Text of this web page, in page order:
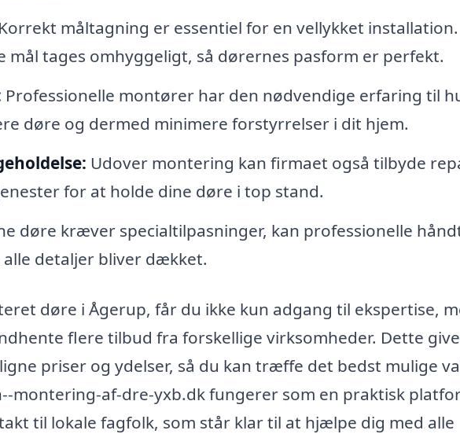
Korrekt måltagning er essentiel for en vellykket installation.
mål tages omhyggeligt, så dørernes pasform er perfekt.
Professionelle montører har den nødvendige erfaring til
døre og dermed minimere forstyrrelser i dit hjem.
Udover montering kan firmaet også tilbyde
for at holde dine døre i top stand.
døre kræver specialtilpasninger, kan professionelle
detaljer bliver dækket.
døre i Ågerup, får du ikke kun adgang til ekspertise,
flere tilbud fra forskellige virksomheder. Dette
priser og ydelser, så du kan træffe det bedst mulige
montering-af-dre-yxb.dk fungerer som en praktisk
til lokale fagfolk, som står klar til at hjælpe dig med alle